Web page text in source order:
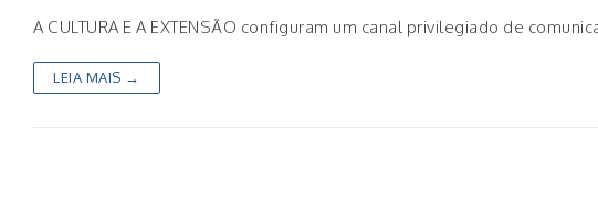
A CULTURA E A EXTENSÃO configuram um canal privilegiado de
LEIA MAIS →